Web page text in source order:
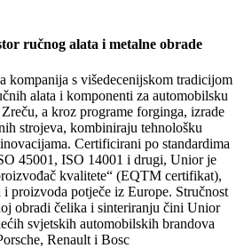
ručnog alata i metalne obrade
kompanija s višedecenijskom tradicijom
alata i komponenti za automobilsku
a kroz programe forginga, izrade
strojeva, kombiniraju tehnološku
Certificirani po standardima
45001, ISO 14001 i drugi, Unior je
kvalitete“ (EQTM certifikat),
proizvoda potječe iz Europe. Stručnost
obradi čelika i sinteriranju čini Unior
svjetskih automobilskih brandova
Renault i Bosc